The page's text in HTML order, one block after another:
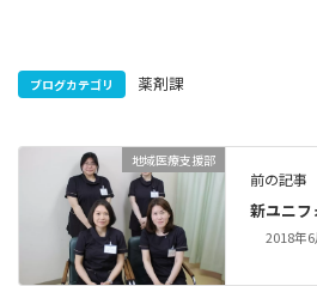
ブログカテゴリ 薬剤課
地域医療支援部
前の記事
新ユニフ
2018年